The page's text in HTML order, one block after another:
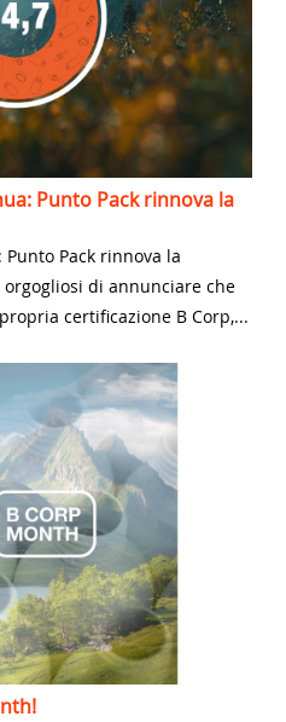
Punto Pack rinnova la
Pack rinnova la
di annunciare che
certificazione B Corp,...